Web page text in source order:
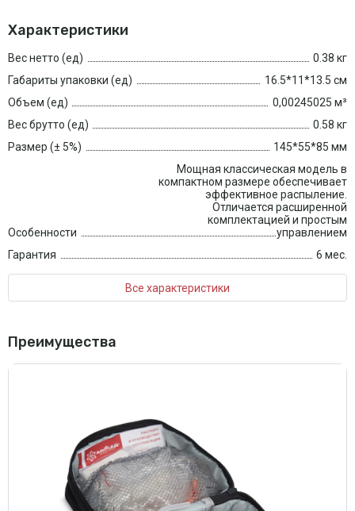
Характеристики
Вес нетто (ед)
0.38 кг
Габариты упаковки (ед)
16.5*11*13.5 см
Объем (ед)
0,00245025 м³
Вес брутто (ед)
0.58 кг
Размер (± 5%)
145*55*85 мм
Особенности
Мощная классическая модель в
компактном размере обеспечивает
эффективное распыление.
Отличается расширенной
комплектацией и простым
управлением
Гарантия
6 мес.
Все характеристики
Преимущества